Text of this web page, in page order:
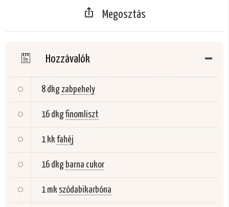
Megosztás
Hozzávalók
8 dkg zabpehely
16 dkgfinomliszt
1 kk fahéj
16 dkg barna cukor
1 mk szódabikarbóna